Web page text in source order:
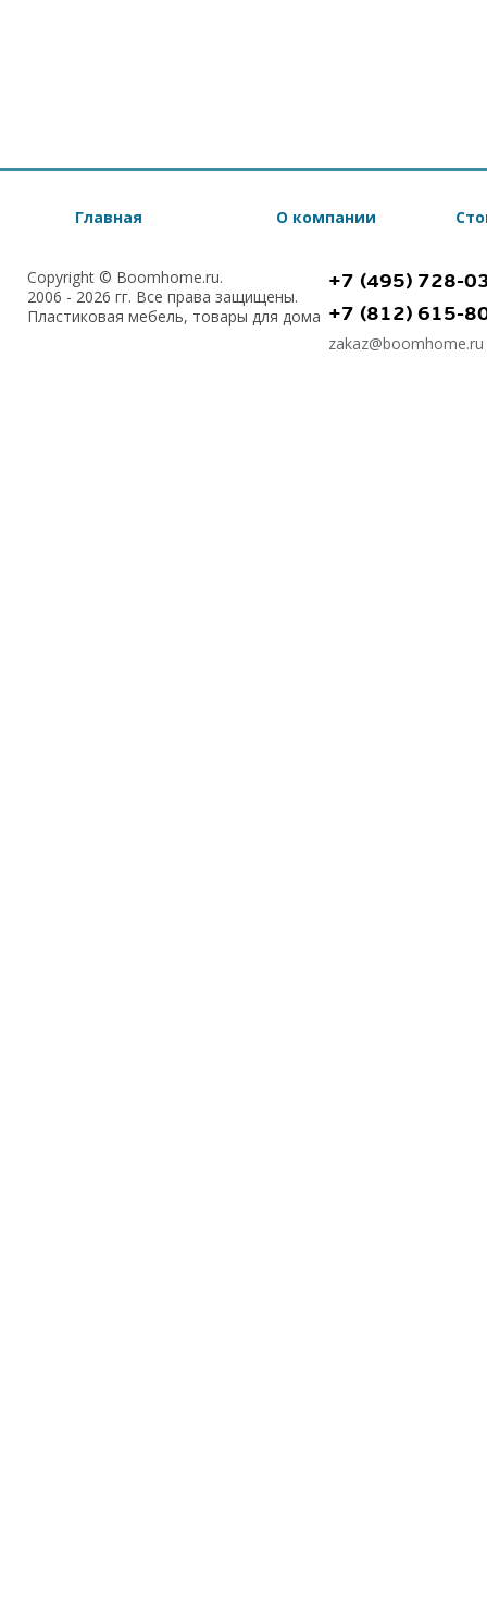
Главная О компании
Copyright © Boomhome.ru.
2006 - 2026 гг. Все права защищены.
Пластиковая мебель, товары для дома
+7 (495) 728-
+7 (812) 615-
zakaz@boomhome.ru